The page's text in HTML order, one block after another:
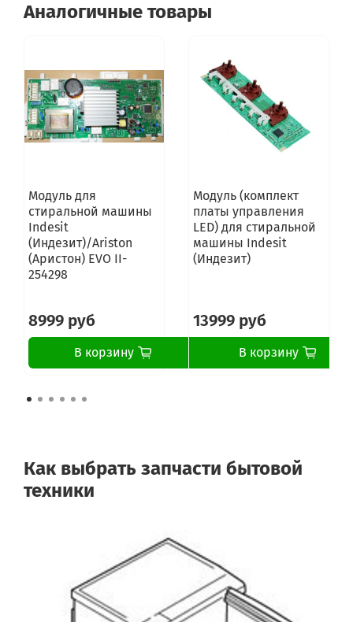
Аналогичные товары
Модуль для
стиральной машины
Indesit
(Индезит)/Ariston
(Аристон) EVO II-
254298
8999 руб
В корзину
Модуль (комплект
платы управления
LED) для стиральной
машины Indesit
(Индезит)
13999 руб
В корзину
Как выбрать запчасти бытовой
техники